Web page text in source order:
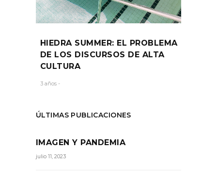
HIEDRA SUMMER: EL PROBLEMA
DE LOS DISCURSOS DE ALTA
CULTURA
3 años -
ÚLTIMAS PUBLICACIONES
IMAGEN Y PANDEMIA
julio 11, 2023